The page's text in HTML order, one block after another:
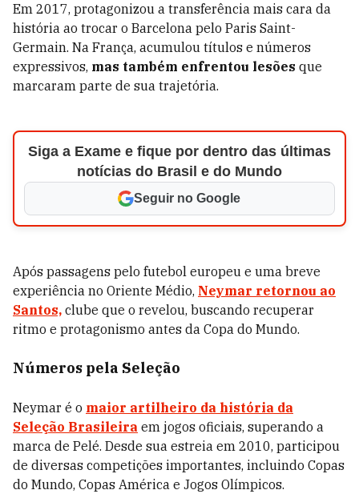
Em 2017, protagonizou a transferência mais cara da
história ao trocar o Barcelona pelo Paris Saint-
Germain. Na França, acumulou títulos e números
expressivos, mas também enfrentou lesões que
marcaram parte de sua trajetória.
Siga a Exame e fique por dentro das últimas
notícias do Brasil e do Mundo
Seguir no Google
Após passagens pelo futebol europeu e uma breve
experiência no Oriente Médio, Neymar retornou ao
Santos, clube que o revelou, buscando recuperar
ritmo e protagonismo antes da Copa do Mundo.
Números pela Seleção
Neymar é o maior artilheiro da história da
Seleção Brasileira em jogos oficiais, superando a
marca de Pelé. Desde sua estreia em 2010, participou
de diversas competições importantes, incluindo Copas
do Mundo, Copas América e Jogos Olímpicos.